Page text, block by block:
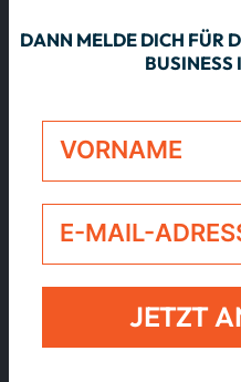
DANN MELDE DICH FÜR
BUSINESS
JETZT